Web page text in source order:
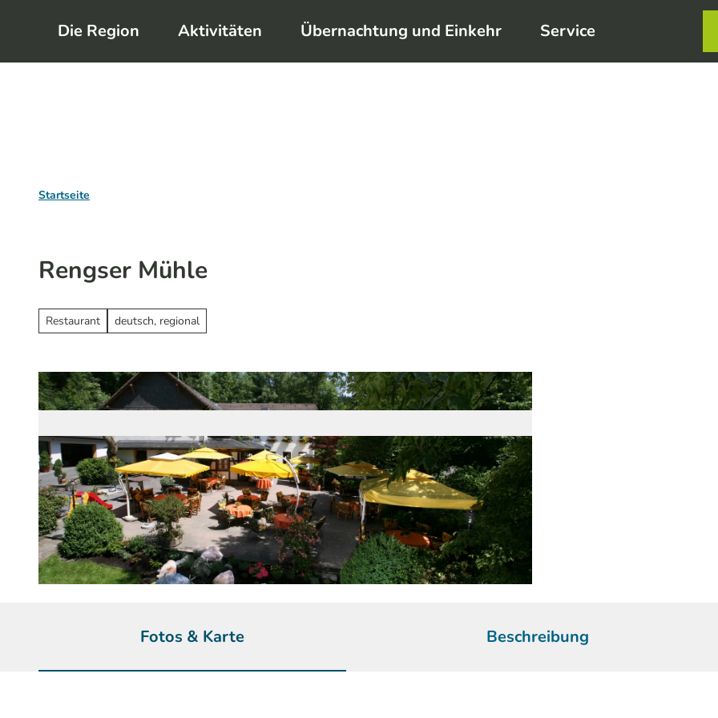
m
Die Region Aktivitäten Übernachtung und Einkehr Service
Startseite
Rengser Mühle
Restaurant deutsch, regional
Fotos & Karte Beschreibung